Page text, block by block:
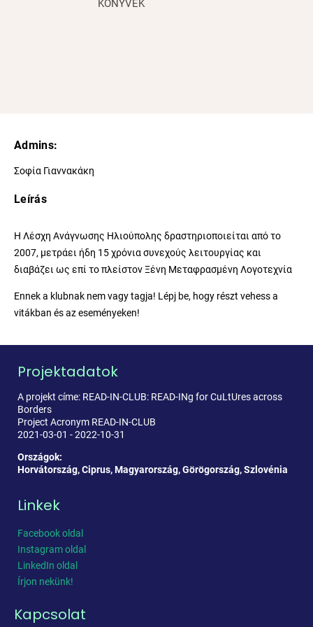
KÖNYVEK
Admins:
Σοφία Γιαννακάκη
Leírás
Η Λέσχη Ανάγνωσης Ηλιούπολης δραστηριοποιείται από το
2007, μετράει ήδη 15 χρόνια συνεχούς λειτουργίας και
διαβάζει ως επί το πλείστον Ξένη Μεταφρασμένη Λογοτεχνία
Ennek a klubnak nem vagy tagja! Lépj be, hogy részt vehess a
vitákban és az eseményeken!
Projektadatok
A projekt címe: READ-IN-CLUB: READ-INg for CuLtUres across
Borders
Project Acronym READ-IN-CLUB
2021-03-01 - 2022-10-31
Országok:
Horvátország, Ciprus, Magyarország, Görögország, Szlovénia
Linkek
Facebook oldal
Instagram oldal
LinkedIn oldal
Írjon nekünk!
Kapcsolat